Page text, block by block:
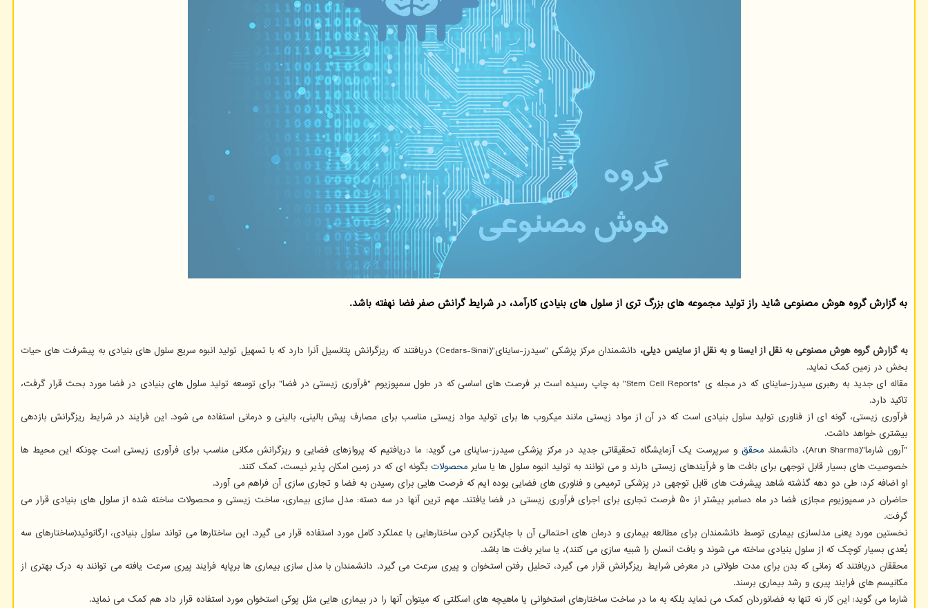
به گزارش گروه هوش مصنوعی شاید راز تولید مجموعه های بزرگ تری از سلول های بنیادی کارآمد، در شرایط گرانش صفر فضا نهفته باشد.
به گزارش گروه هوش مصنوعی به نقل از ایسنا و به نقل از ساینس دیلی،
دانشمندان مرکز پزشکی "سیدرز-ساینای"(Cedars-Sinai) دریافتند که ریزگرانش پتانسیل آنرا دارد که با تسهیل تولید انبوه سریع سلول های بنیادی به پیشرفت های حیات
بخش در زمین کمک نماید.
مقاله ای جدید به رهبری سیدرز-ساینای که در مجله ی "Stem Cell Reports" به چاپ رسیده است بر فرصت های اساسی که در طول سمپوزیوم "فرآوری زیستی در فضا" برای توسعه تولید سلول های بنیادی در فضا مورد بحث قرار گرفت،
تاکید دارد.
فرآوری زیستی، گونه ای از فناوری تولید سلول بنیادی است که در آن از مواد زیستی مانند میکروب ها برای تولید مواد زیستی مناسب برای مصارف پیش بالینی، بالینی و درمانی استفاده می شود. این فرایند در شرایط ریزگرانش بازدهی
بیشتری خواهد داشت.
"آرون شارما"(Arun Sharma)، دانشمند
محقق و سرپرست یک آزمایشگاه تحقیقاتی جدید در مرکز پزشکی سیدرز-ساینای می گوید: ما دریافتیم که پروازهای فضایی و ریزگرانش مکانی مناسب برای فرآوری زیستی است چونکه این محیط ها
خصوصیت های بسیار قابل توجهی برای بافت ها و فرآیندهای زیستی دارند و می توانند به تولید انبوه سلول ها یا سایر محصولات بگونه ای که در زمین امکان پذیر نیست، کمک کنند.
او اضافه کرد: طی دو دهه گذشته شاهد پیشرفت های قابل توجهی در پزشکی ترمیمی و فناوری های فضایی بوده ایم که فرصت هایی برای رسیدن به فضا و تجاری سازی آن فراهم می آورد.
حاضران در سمپوزیوم مجازی فضا در ماه دسامبر بیشتر از ۵۰ فرصت تجاری برای اجرای فرآوری زیستی در فضا یافتند. مهم ترین آنها در سه دسته: مدل سازی بیماری، ساخت زیستی و محصولات ساخته شده از سلول های بنیادی قرار می
گرفت.
نخستین مورد یعنی مدلسازی بیماری توسط دانشمندان برای مطالعه بیماری و درمان های احتمالی آن با جایگزین کردن ساختارهایی با عملکرد کامل مورد استفاده قرار می گیرد. این ساختارها می تواند سلول بنیادی، ارگانوئید(ساختارهای سه
بُعدی بسیار کوچک که از سلول بنیادی ساخته می شوند و بافت انسان را شبیه سازی می کنند)، یا سایر بافت ها باشد.
محققان دریافتند که زمانی که بدن برای مدت طولانی در معرض شرایط ریزگرانش قرار می گیرد، تحلیل رفتن استخوان و پیری سرعت می گیرد. دانشمندان با مدل سازی بیماری ها برپایه فرایند پیری سرعت یافته می توانند به درک بهتری از
مکانیسم های فرایند پیری و رشد بیماری برسند.
شارما می گوید: این کار نه تنها به فضانوردان کمک می نماید بلکه به ما در ساخت ساختارهای استخوانی یا ماهیچه های اسکلتی که میتوان آنها را در بیماری هایی مثل پوکی استخوان مورد استفاده قرار داد هم کمک می نماید.